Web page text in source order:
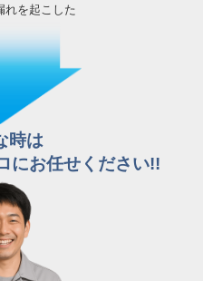
を起こした
時は
にお任せください!!